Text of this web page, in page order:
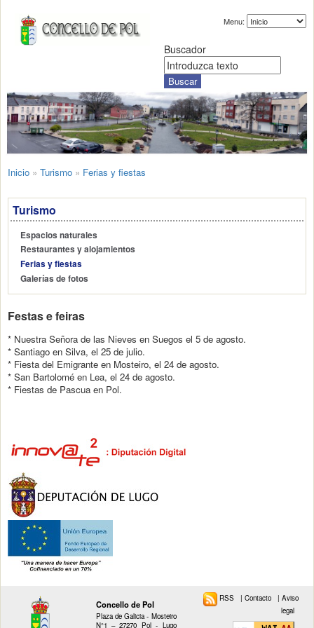
Menu:
Buscador
Inicio » Turismo » Ferias y fiestas
Turismo
Espacios naturales
Restaurantes y alojamientos
Ferias y fiestas
Galerías de fotos
Festas e feiras
* Nuestra Señora de las Nieves en Suegos el 5 de agosto.
* Santiago en Silva, el 25 de julio.
* Fiesta del Emigrante en Mosteiro, el 24 de agosto.
* San Bartolomé en Lea, el 24 de agosto.
* Fiestas de Pascua en Pol.
Concello de Pol
Plaza de Galicia - Mosteiro
N°1 – 27270 Pol - Lugo
RSS |Contacto | Aviso
legal